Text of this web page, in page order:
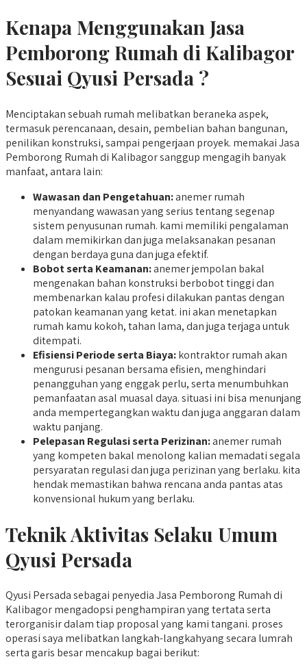
Kenapa Menggunakan Jasa
Pemborong Rumah di Kalibagor
Sesuai Qyusi Persada ?
Menciptakan sebuah rumah melibatkan beraneka aspek,
termasuk perencanaan, desain, pembelian bahan bangunan,
penilikan konstruksi, sampai pengerjaan proyek. memakai Jasa
Pemborong Rumah di Kalibagor sanggup mengagih banyak
manfaat, antara lain:
Wawasan dan Pengetahuan:anemer rumah
menyandang wawasan yang serius tentang segenap
sistem penyusunan rumah. kami memiliki pengalaman
dalam memikirkan dan juga melaksanakan pesanan
dengan berdaya guna dan juga efektif.
Bobot serta Keamanan:anemer jempolan bakal
mengenakan bahan konstruksi berbobot tinggi dan
membenarkan kalau profesi dilakukan pantas dengan
patokan keamanan yang ketat. ini akan menetapkan
rumah kamu kokoh, tahan lama, dan juga terjaga untuk
ditempati.
Efisiensi Periode serta Biaya:kontraktor rumah akan
mengurusi pesanan bersama efisien, menghindari
penangguhan yang enggak perlu, serta menumbuhkan
pemanfaatan asal muasal daya. situasi ini bisa menunjang
anda mempertegangkan waktu dan juga anggaran dalam
waktu panjang.
Pelepasan Regulasi serta Perizinan:anemer rumah
yang kompeten bakal menolong kalian memadati segala
persyaratan regulasi dan juga perizinan yang berlaku. kita
hendak memastikan bahwa rencana anda pantas atas
konvensional hukum yang berlaku.
Teknik Aktivitas Selaku Umum
Qyusi Persada
Qyusi Persada sebagai penyedia Jasa Pemborong Rumah di
Kalibagor mengadopsi penghampiran yang tertata serta
terorganisir dalam tiap proposal yang kami tangani. proses
operasi saya melibatkan langkah-langkahyang secara lumrah
serta garis besar mencakup bagai berikut: